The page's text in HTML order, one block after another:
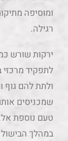
ומוסיפה
רגילה.
ירקות שורש
לתפקיד
ולתת להם גוף
שמכניסים
טעם נוספת
במהלך